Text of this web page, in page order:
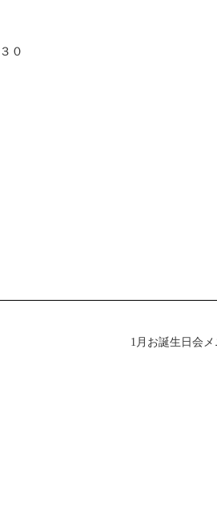
０
1月お誕生日会